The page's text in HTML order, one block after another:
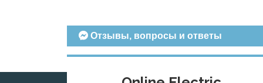
Отзывы, вопросы и ответы